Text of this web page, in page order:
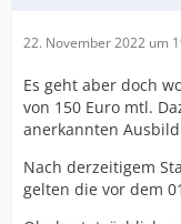
22. November 2022 um
Es geht aber doch
von 150 Euro mtl.
anerkannten
Nach derzeitigem
gelten die vor dem